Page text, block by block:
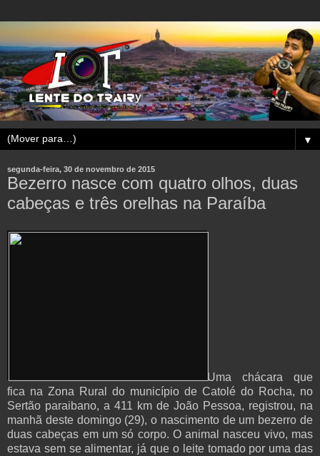
▼
segunda-feira, 30 de novembro de 2015
Bezerro nasce com quatro olhos, duas
cabeças e três orelhas na Paraíba
Uma chácara que
fica na Zona Rural do município de Catolé do Rocha, no
Sertão paraibano, a 411 km de João Pessoa, registrou, na
manhã deste domingo (29), o nascimento de um bezerro de
duas cabeças em um só corpo. O animal nasceu vivo, mas
estava sem se alimentar, já que o leite tomado por uma das